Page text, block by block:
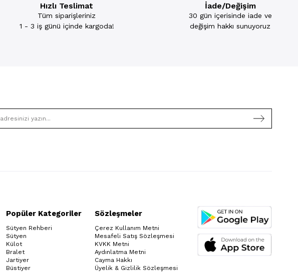
Hızlı Teslimat
Tüm siparişleriniz
1 - 3 iş günü içinde kargoda!
İade/Değişim
30 gün içerisinde iade ve
değişim hakkı sunuyoruz
Popüler Kategoriler
Sütyen Rehberi
Sütyen
Külot
Bralet
Jartiyer
Büstiyer
Sözleşmeler
Çerez Kullanım Metni
Mesafeli Satış Sözleşmesi
KVKK Metni
Aydınlatma Metni
Cayma Hakkı
Üyelik & Gizlilik Sözleşmesi